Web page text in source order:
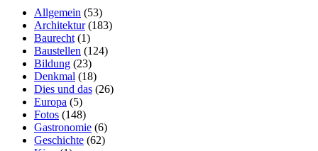
Allgemein (53)
Architektur(183)
Baurecht (1)
Baustellen (124)
Bildung (23)
Denkmal (18)
Dies und das (26)
Europa (5)
Fotos (148)
Gastronomie (6)
Geschichte (62)